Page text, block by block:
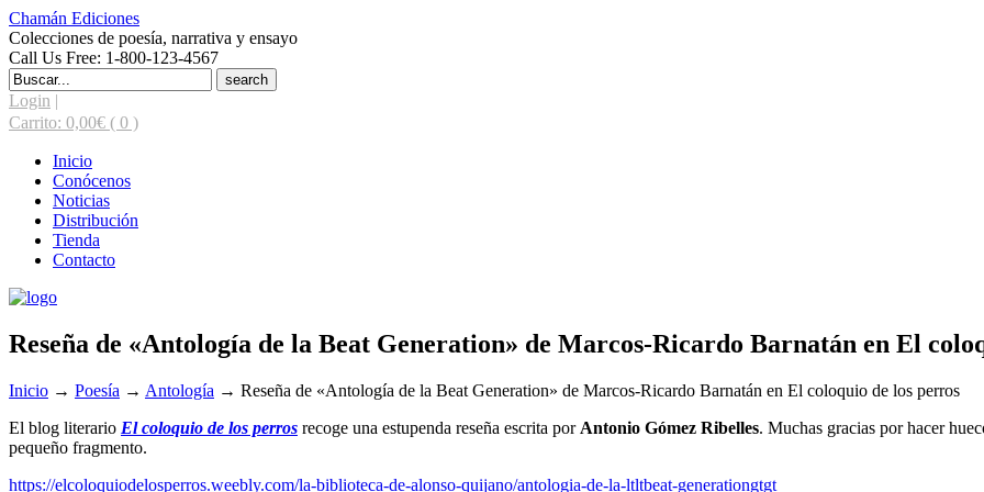
Chamán Ediciones
Colecciones de poesía, narrativa y ensayo
Call Us Free: 1-800-123-4567
Search
for:
Login |
Carrito: 0,00€ ( 0 )
Inicio
Conócenos
Noticias
Distribución
Tienda
Contacto
Reseña de «Antología de la Beat Generation» de Marcos-Ricardo Barnatán en El
Inicio → Poesía → Antología → Reseña de «Antología de la Beat Generation» de Marcos-Ricardo Barnatán en El coloquio de los perros
El blog literario El coloquio de los perros recoge una estupenda reseña escrita por Antonio Gómez Ribelles. Muchas gracias por hacer
pequeño fragmento.
https://elcoloquiodelosperros.weebly.com/la-biblioteca-de-alonso-quijano/antologia-de-la-ltltbeat-generationgtgt